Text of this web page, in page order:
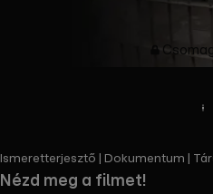
túlélésre játszol. De lehet a
purgatóriumában kell fizetned
Ismeretterjesztő | Dokumentum |
Igazságosság
Nézd meg a filmet!